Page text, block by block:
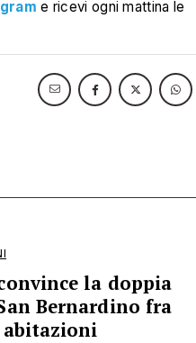
e ricevi ogni mattina le
la doppia
Bernardino fra